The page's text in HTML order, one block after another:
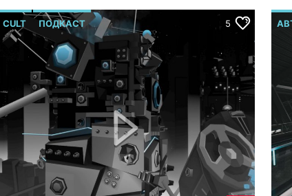
CULT ПОДКАСТ 5